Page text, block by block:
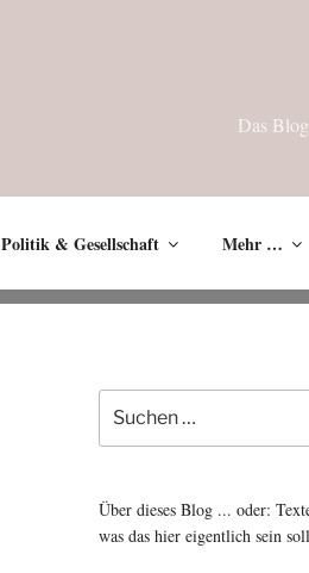
Das
Politik & Gesellschaft Mehr …
Suche
nach:
Über dieses Blog ... oder:
was das hier eigentlich sein soll